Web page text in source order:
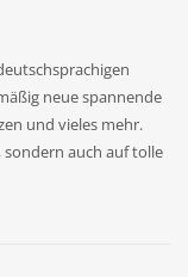
neue spannende
und vieles mehr.
sondern auch auf tolle